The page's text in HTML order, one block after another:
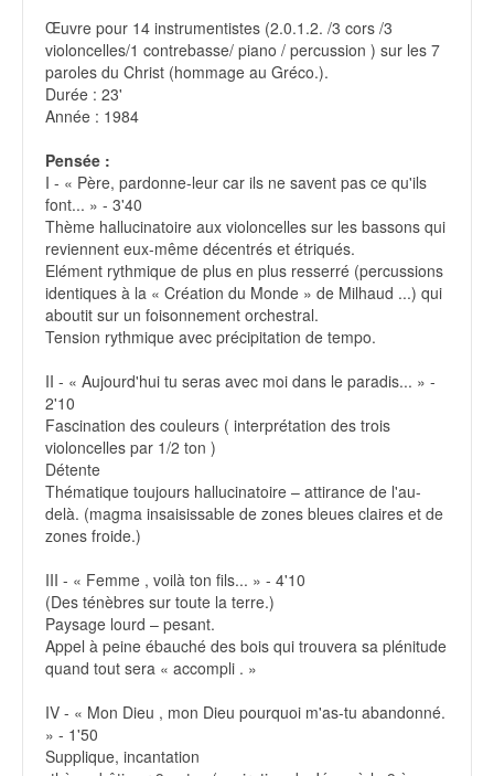
Œuvre pour 14 instrumentistes (2.0.1.2. /3 cors /3
violoncelles/1 contrebasse/ piano / percussion ) sur les 7
paroles du Christ (hommage au Gréco.).
Durée : 23'
Année : 1984
Pensée :
I - « Père, pardonne-leur car ils ne savent pas ce qu'ils
font... » - 3'40
Thème hallucinatoire aux violoncelles sur les bassons qui
reviennent eux-même décentrés et étriqués.
Elément rythmique de plus en plus resserré (percussions
identiques à la « Création du Monde » de Milhaud ...) qui
aboutit sur un foisonnement orchestral.
Tension rythmique avec précipitation de tempo.
II - « Aujourd'hui tu seras avec moi dans le paradis... » -
2'10
Fascination des couleurs ( interprétation des trois
violoncelles par 1/2 ton )
Détente
Thématique toujours hallucinatoire – attirance de l'au-
delà. (magma insaisissable de zones bleues claires et de
zones froide.)
III - « Femme , voilà ton fils... » - 4'10
(Des ténèbres sur toute la terre.)
Paysage lourd – pesant.
Appel à peine ébauché des bois qui trouvera sa plénitude
quand tout sera « accompli . »
IV - « Mon Dieu , mon Dieu pourquoi m'as-tu abandonné.
» - 1'50
Supplique, incantation